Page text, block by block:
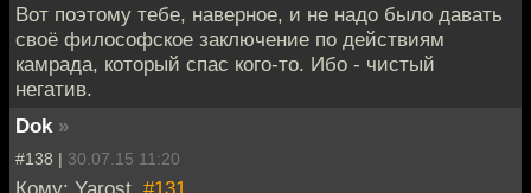
Вот поэтому тебе, наверное, и не надо было давать
своё философское заключение по действиям
камрада, который спас кого-то. Ибо - чистый
негатив.
Dok »
#138 | 30.07.15 11:20
Кому: Yarost, #131